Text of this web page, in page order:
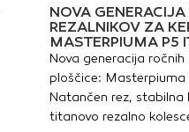
NOVA GENERACIJA
REZALNIKOV ZA
MASTERPIUMA P5
Nova generacija ročnih
ploščice: Masterpiuma
Natančen rez, stabilna
titanovo rezalno